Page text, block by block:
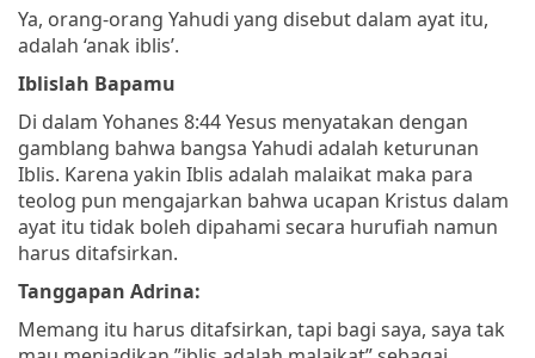
Ya, orang-orang Yahudi yang disebut dalam ayat itu,
adalah ‘anak iblis’.
Iblislah Bapamu
Di dalam Yohanes 8:44 Yesus menyatakan dengan
gamblang bahwa bangsa Yahudi adalah keturunan
Iblis. Karena yakin Iblis adalah malaikat maka para
teolog pun mengajarkan bahwa ucapan Kristus dalam
ayat itu tidak boleh dipahami secara hurufiah namun
harus ditafsirkan.
Tanggapan Adrina:
Memang itu harus ditafsirkan, tapi bagi saya, saya tak